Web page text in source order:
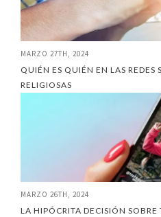
MARZO 27TH, 2024
QUIÉN ES QUIÉN EN LAS REDES
RELIGIOSAS
MARZO 26TH, 2024
LA HIPÓCRITA DECISIÓN